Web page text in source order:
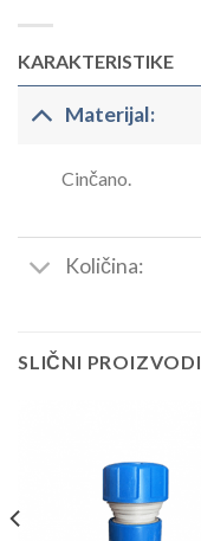
KARAKTERISTIKE
Materijal:
Cinčano.
Količina:
SLIČNI PROIZVODI